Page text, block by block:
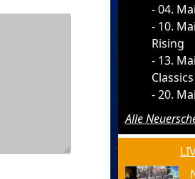
04.
10.
Rising
13.
20.
Alle